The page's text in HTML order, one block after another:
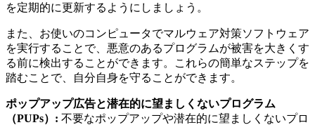
を定期的に更新するようにしましょう。
また、お使いのコンピュータでマルウェア対策ソフトウェア
を実行することで、悪意のあるプログラムが被害を大きくす
る前に検出することができます。これらの簡単なステップを
踏むことで、自分自身を守ることができます。
ポップアップ広告と潜在的に望ましくないプログラム
（PUPs）: 不要なポップアップや潜在的に望ましくないプロ